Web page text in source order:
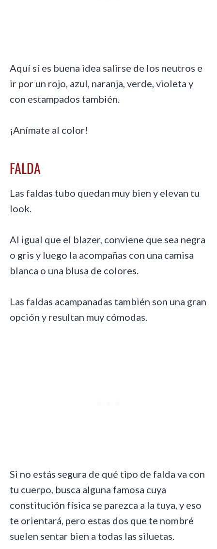
Aquí sí es buena idea salirse de los neutros e
ir por un rojo, azul, naranja, verde, violeta y
con estampados también.
¡Anímate al color!
FALDA
Las faldas tubo quedan muy bien y elevan tu
look.
Al igual que el blazer, conviene que sea negra
o gris y luego la acompañas con una camisa
blanca o una blusa de colores.
Las faldas acampanadas también son una gran
opción y resultan muy cómodas.
Si no estás segura de qué tipo de falda va con
tu cuerpo, busca alguna famosa cuya
constitución física se parezca a la tuya, y eso
te orientará, pero estas dos que te nombré
suelen sentar bien a todas las siluetas.